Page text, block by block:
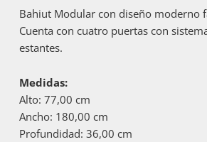
Bahiut Modular con diseño moderno
Cuenta con cuatro puertas con
estantes.
Medidas:
Alto: 77,00 cm
Ancho: 180,00 cm
Profundidad: 36,00 cm